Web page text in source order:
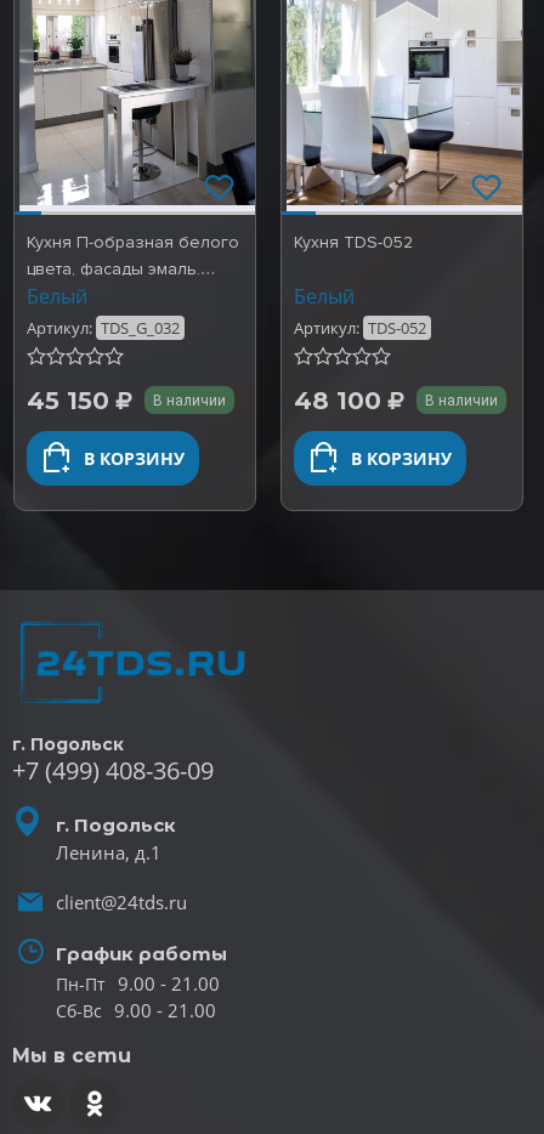
Кухня П-образная белого
цвета, фасады эмаль.
Готовые работы TDS_…
Белый
Артикул: TDS_G_032
45 150 В наличии
В КОРЗИНУ
Кухня TDS-052
Белый
Артикул: TDS-052
48 100 В наличии
В КОРЗИНУ
г. Подольск
+7 (499) 408-36-09
г. Подольск
Ленина, д.1
client@24tds.ru
График работы
Пн-Пт 9.00 - 21.00
Сб-Вс 9.00 - 21.00
Мы в сети